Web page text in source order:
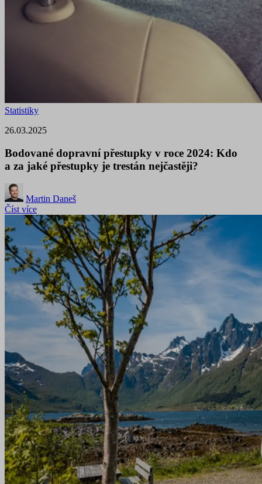
Statistiky
26.03.2025
Bodované dopravní přestupky v roce 2024: Kdo
a za jaké přestupky je trestán nejčastěji?
Martin Daneš
Číst více